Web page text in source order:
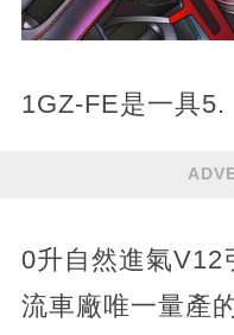
1GZ-FE是一具5.
0升自然進氣V12
流車廠唯一量產